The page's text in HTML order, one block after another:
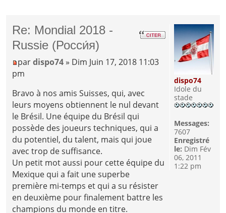
Re: Mondial 2018 -
Russie (Росси́я)
pardispo74 » Dim Juin 17, 2018 11:03
pm
Bravo à nos amis Suisses, qui, avec
leurs moyens obtiennent le nul devant
le Brésil. Une équipe du Brésil qui
possède des joueurs techniques, qui a
du potentiel, du talent, mais qui joue
avec trop de suffisance.
Un petit mot aussi pour cette équipe du
Mexique qui a fait une superbe
première mi-temps et qui a su résister
en deuxième pour finalement battre les
champions du monde en titre.
dispo74
Idole du
stade
Messages:
7607
Enregistré
le: Dim Fév
06, 2011
1:22 pm